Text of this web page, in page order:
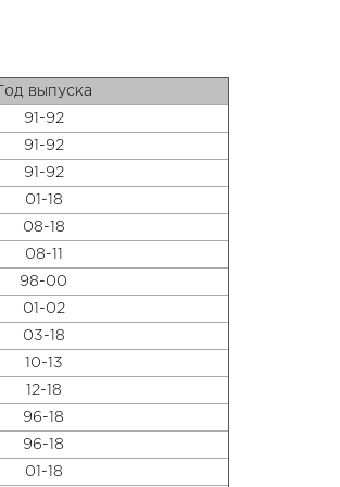
Год выпуска
91-92
91-92
91-92
01-18
08-18
08-11
98-00
01-02
03-18
10-13
12-18
96-18
96-18
01-18